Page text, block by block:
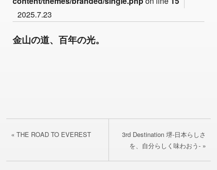
2025.7.23
金山の道、百年の光。
« THE ROAD TO EVEREST
3rd Destination 堺-日本らしさ
を、自分らしく味わおう- »